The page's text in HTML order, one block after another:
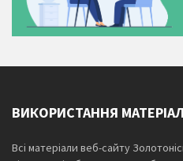
ВИКОРИСТАННЯ
Всі матеріали веб-сайту